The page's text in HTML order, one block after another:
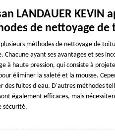
LANDAUER KEVIN
de nettoyage de
méthodes de nettoyage de
Chacune ayant ses avantages et ses
à haute pression, qui consiste à
éliminer la saleté et la mousse.
des fuites d'eau. D'autres méthodes
également efficaces, mais
sécurité.